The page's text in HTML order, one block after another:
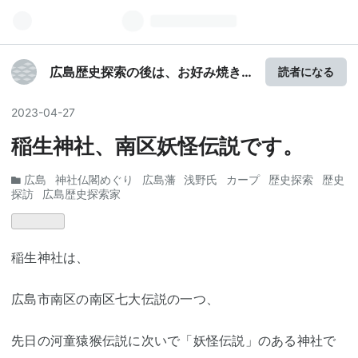
広島歴史探索の後は、お好み焼き
読者になる
2023-04-27
稲生神社、南区妖怪伝説です。
広島 神社仏閣めぐり 広島藩 浅野氏 カープ 歴史探索
歴史
探訪
広島歴史探索家
稲生神社は、
広島市南区の南区七大伝説の一つ、
先日の河童猿猴伝説に次いで「妖怪伝説」のある神社で